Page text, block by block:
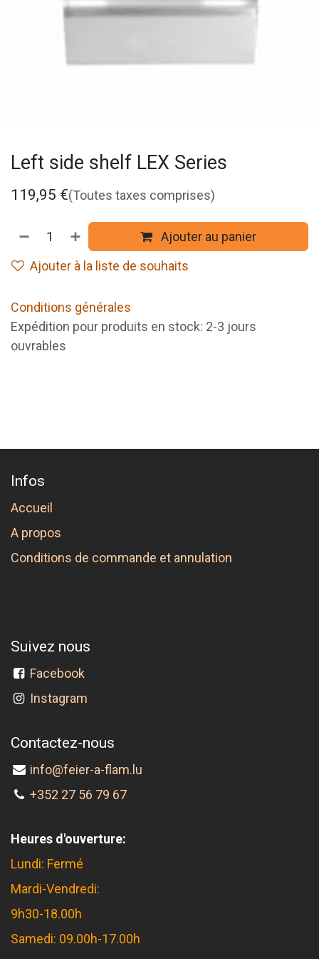
Left side shelf LEX Series
119,95 €(Toutes taxes comprises)
Ajouter au panier
Ajouter à la liste de souhaits
Conditions générales
Expédition pour produits en stock: 2-3 jours
ouvrables
Infos
Accueil
A propos
Conditions de commande et annulation
Suivez nous
Facebook
Instagram
Contactez-nous
info@feier-a-flam.lu
+352 27 56 79 67
Heures d'ouverture:
Lundi: Fermé
Mardi-Vendredi:
9h30-18.00h
Samedi: 09.00h-17.00h